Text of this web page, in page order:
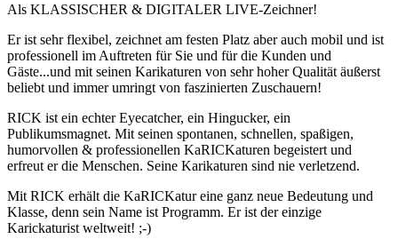
Als KLASSISCHER & DIGITALER LIVE-Zeichner!
Er ist sehr flexibel, zeichnet am festen Platz aber auch mobil und ist
professionell im Auftreten für Sie und für die Kunden und
Gäste...und mit seinen Karikaturen von sehr hoher Qualität äußerst
beliebt und immer umringt von faszinierten Zuschauern!
RICK ist ein echter Eyecatcher, ein Hingucker, ein
Publikumsmagnet. Mit seinen spontanen, schnellen, spaßigen,
humorvollen & professionellen KaRICKaturen begeistert und
erfreut er die Menschen. Seine Karikaturen sind nie verletzend.
Mit RICK erhält die KaRICKatur eine ganz neue Bedeutung und
Klasse, denn sein Name ist Programm. Er ist der einzige
Karickaturist weltweit! ;-)